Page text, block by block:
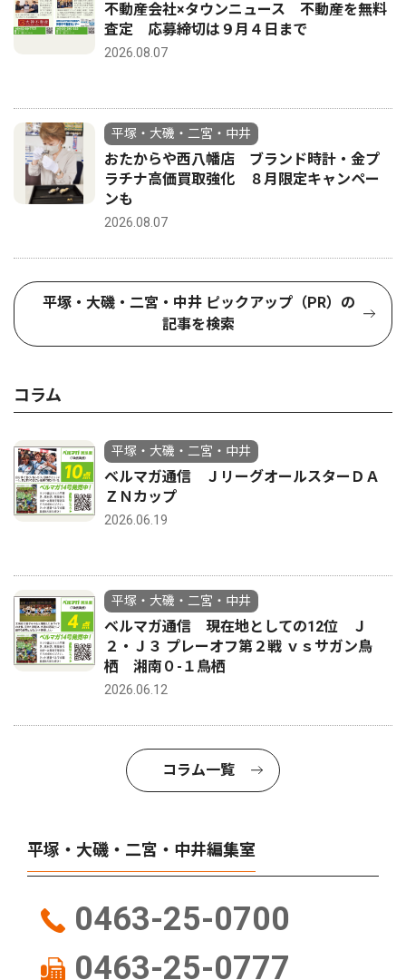
不動産会社×タウンニュース 不動産を無料
査定 応募締切は９月４日まで
2026.08.07
平塚・大磯・二宮・中井
おたからや西八幡店 ブランド時計・金プ
ラチナ高価買取強化 ８月限定キャンペー
ンも
2026.08.07
平塚・大磯・二宮・中井 ピックアップ（PR）の
記事を検索
コラム
平塚・大磯・二宮・中井
ベルマガ通信 ＪリーグオールスターＤＡ
ＺＮカップ
2026.06.19
平塚・大磯・二宮・中井
ベルマガ通信 現在地としての12位 Ｊ
２・Ｊ３ プレーオフ第２戦 ｖｓサガン鳥
栖 湘南０-１鳥栖
2026.06.12
コラム一覧
平塚・大磯・二宮・中井編集室
0463-25-0700
0463-25-0777